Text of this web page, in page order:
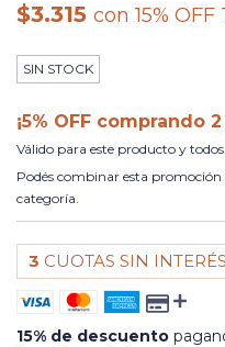
$3.315 con 15%
SIN STOCK
¡5% OFF comprando
Válido para este producto y
Podés combinar esta
categoría.
3 CUOTAS SIN
15% de descuento